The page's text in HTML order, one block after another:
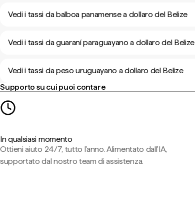
Vedi i tassi da balboa panamense a dollaro del Belize
Vedi i tassi da guaraní paraguayano a dollaro del Belize
Vedi i tassi da peso uruguayano a dollaro del Belize
Supporto su cui puoi contare
In qualsiasi momento
Ottieni aiuto 24/7, tutto l'anno. Alimentato dall'IA,
supportato dal nostro team di assistenza.